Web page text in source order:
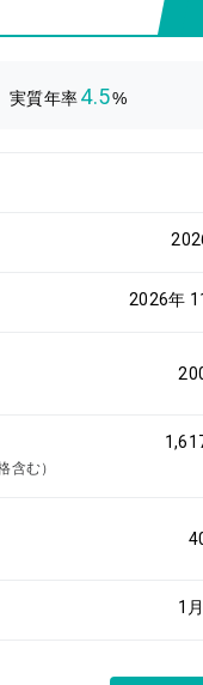
実質年率4.5%
2026年
含む）
1